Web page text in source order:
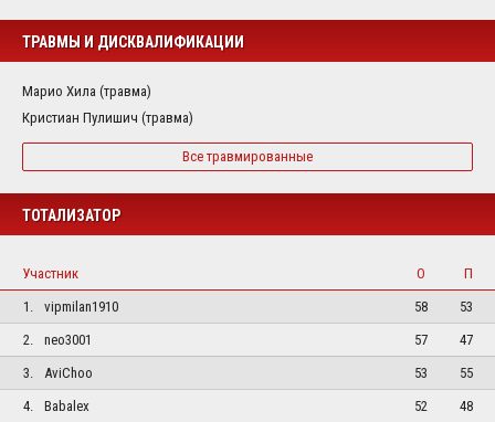
ТРАВМЫ И ДИСКВАЛИФИКАЦИИ
Марио Хила (травма)
Кристиан Пулишич (травма)
Все травмированные
ТОТАЛИЗАТОР
Участник О
П
1.
vipmilan1910 58
53
2.
neo3001 57
47
3.
AviChoo 53
55
4.
Babalex 52 48